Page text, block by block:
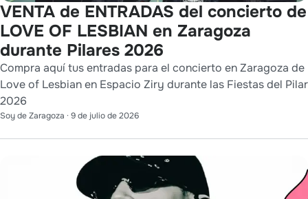
VENTA de ENTRADAS del concierto de
LOVE OF LESBIAN en Zaragoza
durante Pilares 2026
Compra aquí tus entradas para el concierto en Zaragoza de
Love of Lesbian en Espacio Ziry durante las Fiestas del Pilar
2026
Soy de Zaragoza · 9 de julio de 2026